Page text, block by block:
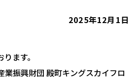
2025年12月1日
ます。
業振興財団 殿町キングスカイフロ